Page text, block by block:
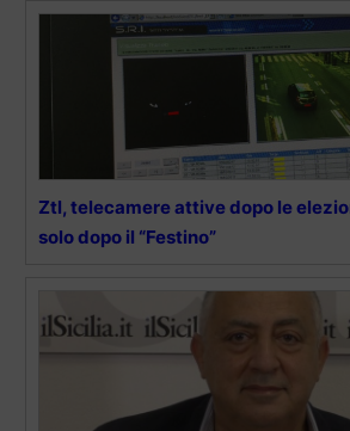
Ztl, telecamere attive dopo le
solo dopo il “Festino”